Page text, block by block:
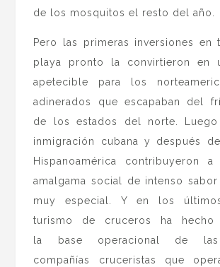
de los mosquitos el resto del año.
Pero las primeras inversiones en
playa pronto la convirtieron en
apetecible para los
adinerados que escapaban del
de los estados del norte. Luego
inmigración cubana y después
Hispanoamérica contribuyeron
amalgama social de intenso
muy especial. Y en los
turismo de cruceros ha hecho
la base operacional de las
compañías cruceristas que